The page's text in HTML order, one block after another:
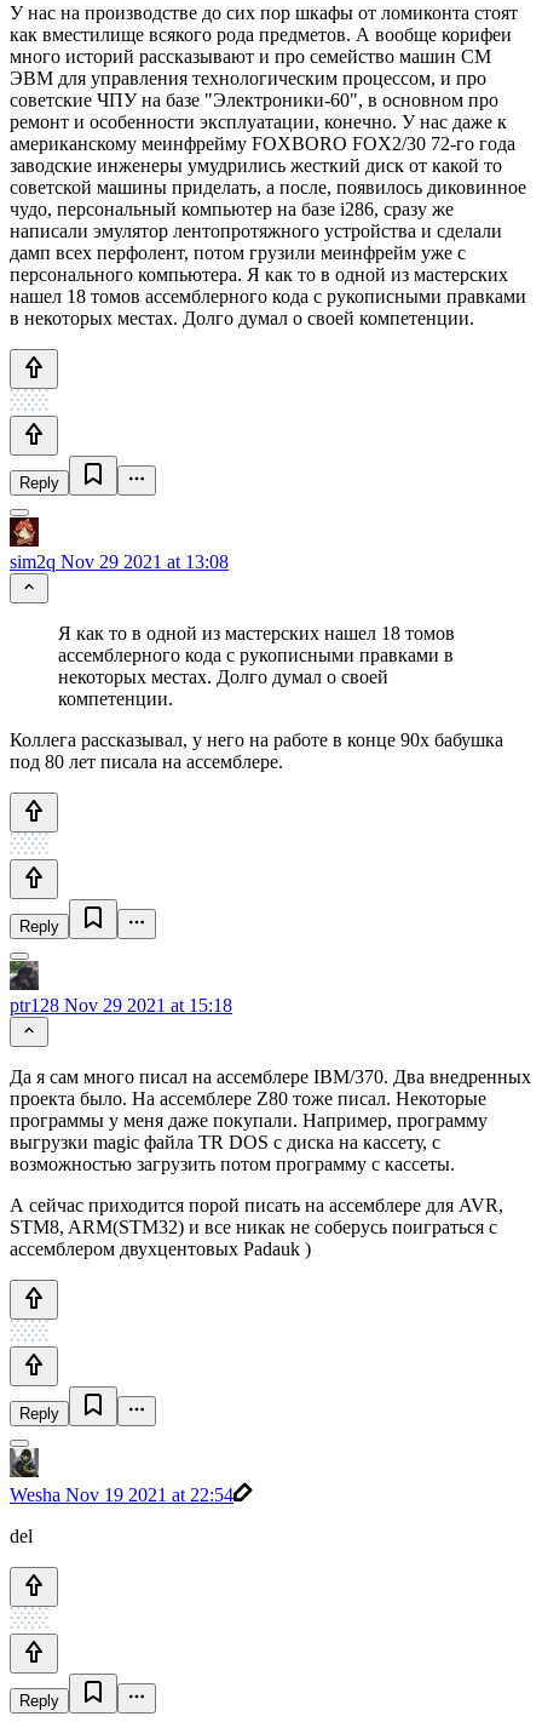
У нас на производстве до сих пор шкафы от ломиконта стоят
как вместилище всякого рода предметов. А вообще корифеи
много историй рассказывают и про семейство машин СМ
ЭВМ для управления технологическим процессом, и про
советские ЧПУ на базе "Электроники-60", в основном про
ремонт и особенности эксплуатации, конечно. У нас даже к
американскому меинфрейму FOXBORO FOX2/30 72-го года
заводские инженеры умудрились жесткий диск от какой то
советской машины приделать, а после, появилось диковинное
чудо, персональный компьютер на базе i286, сразу же
написали эмулятор лентопротяжного устройства и сделали
дамп всех перфолент, потом грузили меинфрейм уже с
персонального компьютера. Я как то в одной из мастерских
нашел 18 томов ассемблерного кода с рукописными правками
в некоторых местах. Долго думал о своей компетенции.
Reply
sim2q Nov 29 2021 at 13:08
Я как то в одной из мастерских нашел 18 томов
ассемблерного кода с рукописными правками в
некоторых местах. Долго думал о своей
компетенции.
Коллега рассказывал, у него на работе в конце 90x бабушка
под 80 лет писала на ассемблере.
Reply
ptr128 Nov 29 2021 at 15:18
Да я сам много писал на ассемблере IBM/370. Два внедренных
проекта было. На ассемблере Z80 тоже писал. Некоторые
программы у меня даже покупали. Например, программу
выгрузки magic файла TR DOS с диска на кассету, с
возможностью загрузить потом программу с кассеты.
А сейчас приходится порой писать на ассемблере для AVR,
STM8, ARM(STM32) и все никак не соберусь поиграться с
ассемблером двухцентовых Padauk )
Reply
Wesha Nov 19 2021 at 22:54
del
Reply